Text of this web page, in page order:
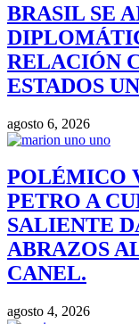
BRASIL SE
RELACIÓN
ESTADOS
agosto 6, 2026
POLÉMICO
PETRO A
SALIENTE
ABRAZOS
CANEL.
agosto 4, 2026